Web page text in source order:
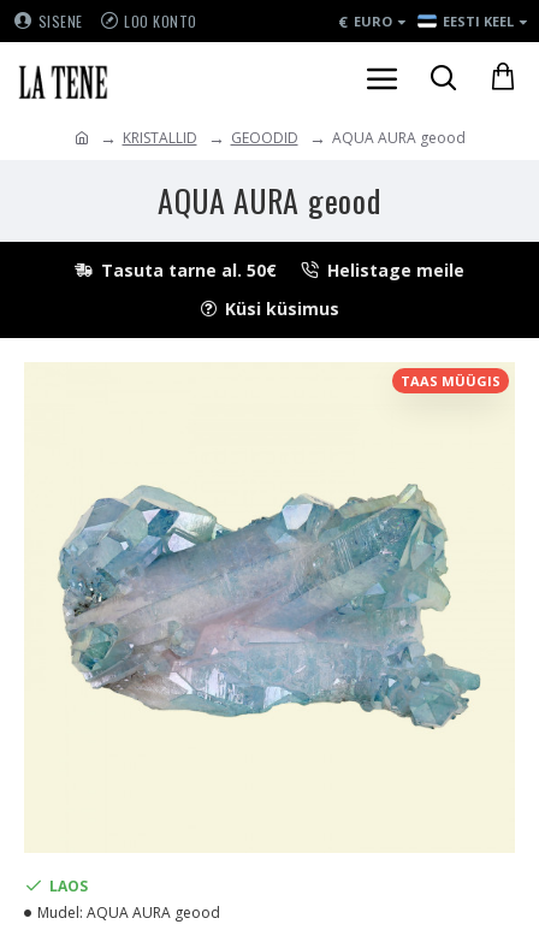
SISENE LOO KONTO € EURO EESTI KEEL
KRISTALLID GEOODID AQUA AURA geood
AQUA AURA geood
Tasuta tarne al. 50€
Helistage meile
Küsi küsimus
TAAS MÜÜGIS
LAOS
Mudel: AQUA AURA geood